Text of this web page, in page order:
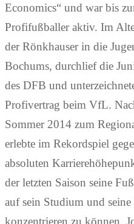
Economics“ und war bis
Profifußballer aktiv. Im
der Rönkhauser in die
Bochums, durchlief die
des DFB und
Profivertrag beim VfL.
Sommer 2014 zum
erlebte im Rekordspiel
absoluten
der letzten Saison seine
auf sein Studium und
konzentrieren zu können.